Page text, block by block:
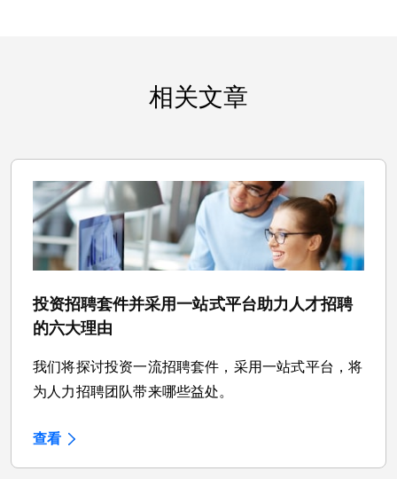
相关文章
投资招聘套件并采用一站式平台助力人才招聘
的六大理由
我们将探讨投资一流招聘套件，采用一站式平台，将
为人力招聘团队带来哪些益处。
查看